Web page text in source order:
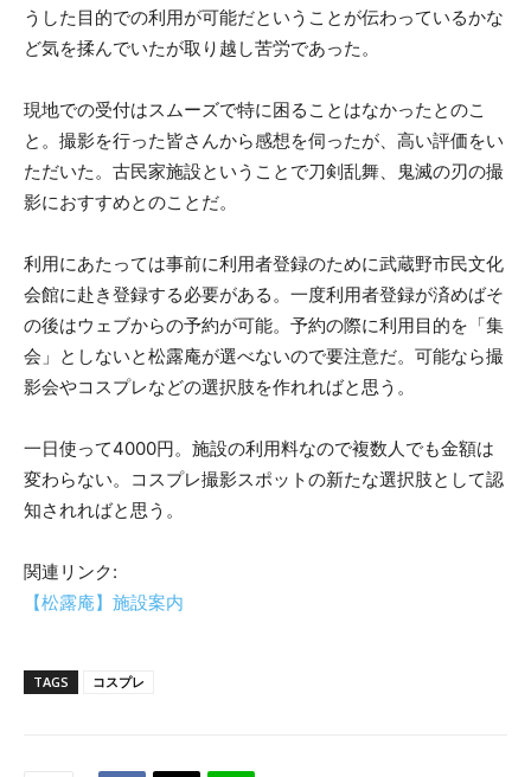
うした目的での利用が可能だということが伝わっているかな
ど気を揉んでいたが取り越し苦労であった。
現地での受付はスムーズで特に困ることはなかったとのこ
と。撮影を行った皆さんから感想を伺ったが、高い評価をい
ただいた。古民家施設ということで刀剣乱舞、鬼滅の刃の撮
影におすすめとのことだ。
利用にあたっては事前に利用者登録のために武蔵野市民文化
会館に赴き登録する必要がある。一度利用者登録が済めばそ
の後はウェブからの予約が可能。予約の際に利用目的を「集
会」としないと松露庵が選べないので要注意だ。可能なら撮
影会やコスプレなどの選択肢を作れればと思う。
一日使って4000円。施設の利用料なので複数人でも金額は
変わらない。コスプレ撮影スポットの新たな選択肢として認
知されればと思う。
関連リンク:
【松露庵】施設案内
TAGS コスプレ